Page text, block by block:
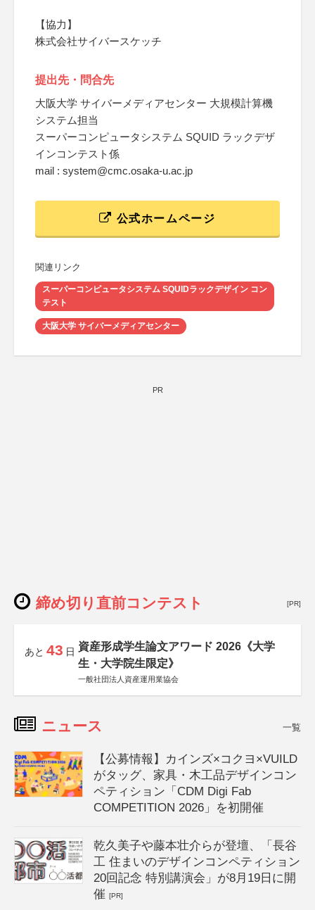
【協力】
株式会社サイバースケッチ
提出先・問合先
大阪大学 サイバーメディアセンター 大規模計算機
システム担当
スーパーコンピュータシステム SQUID ラックデザ
インコンテスト係
mail : system@cmc.osaka-u.ac.jp
公式ホームページ
関連リンク
スーパーコンピュータシステム SQUIDラックデザイン コン
テスト
大阪大学 サイバーメディアセンター
PR
締め切り直前コンテスト [PR]
あと 43 日 資産形成学生論文アワード 2026《大学
生・大学院生限定》
一般社団法人資産運用業協会
ニュース 一覧
【公募情報】カインズ×コクヨ×VUILD
がタッグ、家具・木工品デザインコン
ペティション「CDM Digi Fab
COMPETITION 2026」を初開催
乾久美子や藤本壮介らが登壇、「長谷
工 住まいのデザインコンペティション
20回記念 特別講演会」が8月19日に開
催[PR]